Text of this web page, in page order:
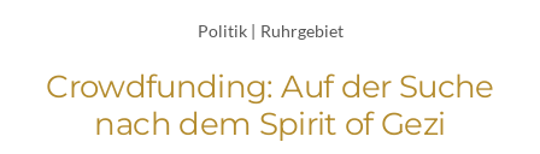
Politik | Ruhrgebiet
Crowdfunding: Auf der Suche
nach dem Spirit of Gezi